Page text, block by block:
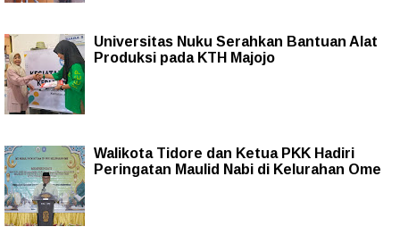
Universitas Nuku Serahkan Bantuan Alat
Produksi pada KTH Majojo
Walikota Tidore dan Ketua PKK Hadiri
Peringatan Maulid Nabi di Kelurahan Ome